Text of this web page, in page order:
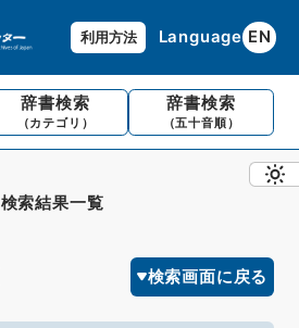
利用方法 Language EN
辞書検索
（カテゴリ）
辞書検索
（五十音順）
検索結果一覧
検索画面に戻る